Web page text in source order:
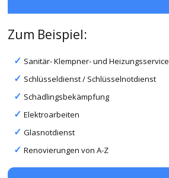
Zum Beispiel:
Sanitär- Klempner- und Heizungsservice
Schlüsseldienst / Schlüsselnotdienst
Schädlingsbekämpfung
Elektroarbeiten
Glasnotdienst
Renovierungen von A-Z